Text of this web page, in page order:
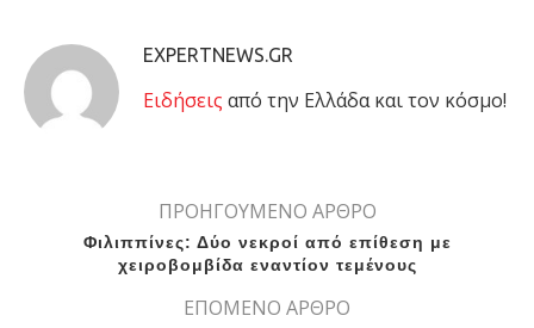
EXPERTNEWS.GR
Eιδήσεις από την Ελλάδα και τον κόσμο!
ΠΡΟΗΓΟΥΜΕΝΟ ΑΡΘΡΟ
Φιλιππίνες: Δύο νεκροί από επίθεση με
χειροβομβίδα εναντίον τεμένους
ΕΠΟΜΕΝΟ ΑΡΘΡΟ